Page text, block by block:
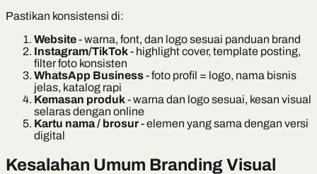
Pastikan konsistensi di:
Website- warna, font, dan logo sesuai panduan brand
Instagram/TikTok- highlight cover, template posting,
filter foto konsisten
WhatsApp Business- foto profil = logo, nama bisnis
jelas, katalog rapi
Kemasan produk- warna dan logo sesuai, kesan visual
selaras dengan online
Kartu nama / brosur- elemen yang sama dengan versi
digital
Kesalahan Umum Branding Visual